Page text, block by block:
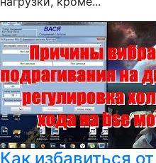
Как избавиться